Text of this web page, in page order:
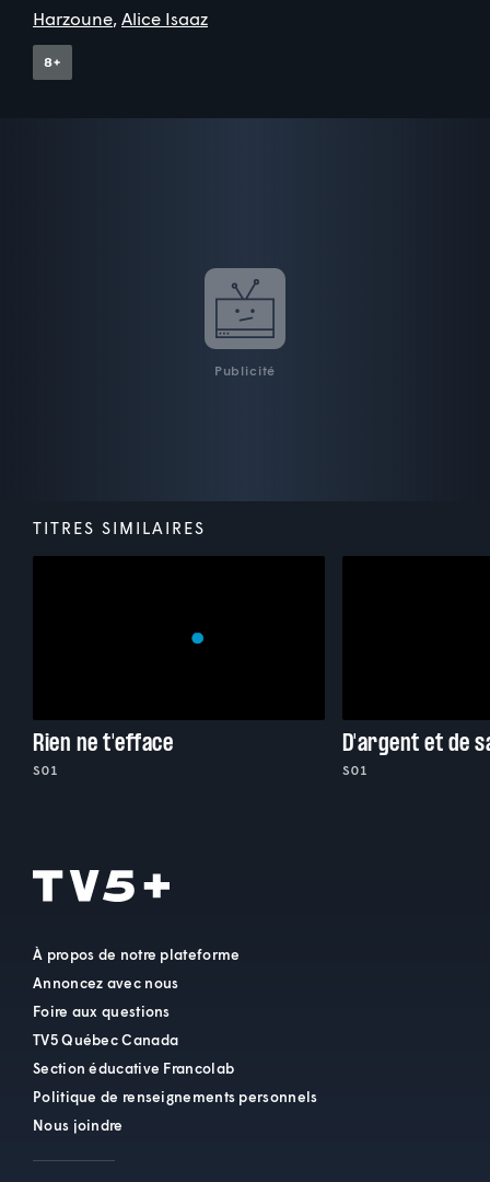
Harzoune, Alice Isaaz
Publicité
TITRES SIMILAIRES
Rien ne t'efface
S01
D'argent et de
S01
À propos de notre plateforme
Annoncez avec nous
Foire aux questions
TV5 Québec Canada
Section éducative Francolab
Politique de renseignements personnels
Nous joindre